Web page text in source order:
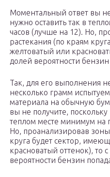
Моментальный ответ вы
нужно оставить так в
часов (лучше на 12). Но,
растекания (по краям
желтоватый или
долей вероятности
Так, для его выполнения
несколько грамм
материала на обычную
вы не получите, поскольку
теплом месте минимум на
Но, проанализировав
круга будет сектор,
красноватый оттенок), то
вероятности бензин